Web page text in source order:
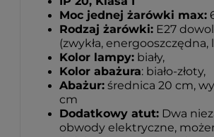
Moc jednej żarówki max:
Rodzaj żarówki: E27
(zwykła, energooszczędna,
Kolor lampy: biały,
Kolor abażura: biało-złoty,
Abażur: średnica 20 cm,
cm
Dodatkowy atut: Dwa
obwody elektryczne,